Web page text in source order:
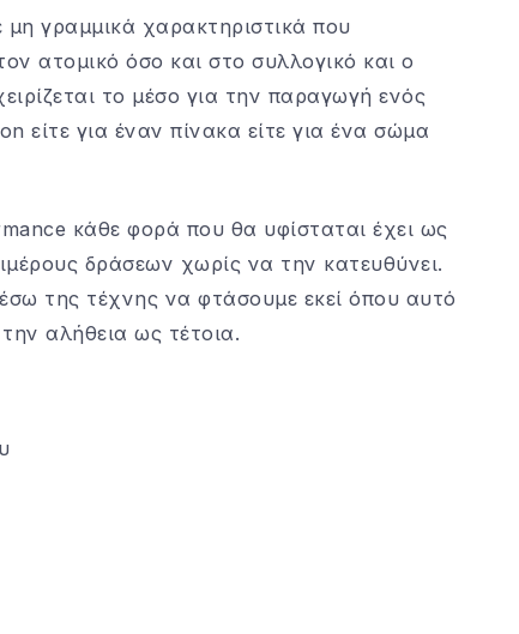
γραμμικά χαρακτηριστικά που
ατομικό όσο και στο συλλογικό και ο
το μέσο για την παραγωγή ενός
είτε για έναν πίνακα είτε για ένα σώμα
κάθε φορά που θα υφίσταται έχει ως
δράσεων χωρίς να την κατευθύνει.
της τέχνης να φτάσουμε εκεί όπου αυτό
αλήθεια ως τέτοια.